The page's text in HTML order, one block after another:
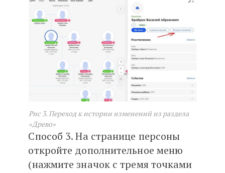
Рис 3. Переход к истории изменений из раздела
«Древо»
Способ 3. На странице персоны
откройте дополнительное меню
(нажмите значок с тремя точками